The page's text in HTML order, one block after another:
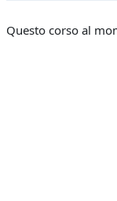
Questo corso al